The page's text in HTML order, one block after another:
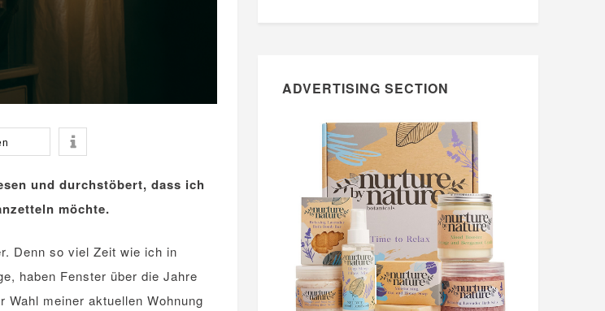
und durchstöbert, dass ich
möchte.
Denn so viel Zeit wie ich in
haben Fenster über die Jahre
meiner aktuellen Wohnung
ADVERTISING SECTION